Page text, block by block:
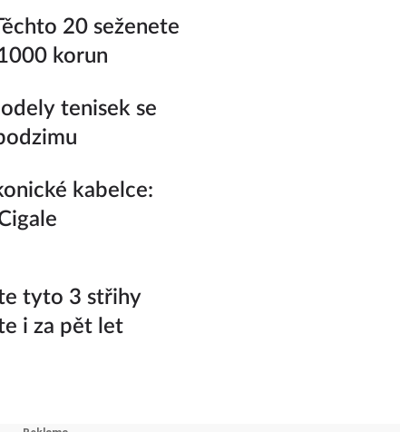
20 seženete
korun
tenisek se
kabelce:
tyto 3 střihy
i za pět let